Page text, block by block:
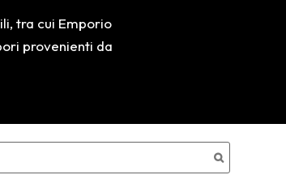
tra cui Emporio
provenienti da